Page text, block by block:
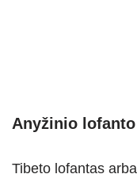
Anyžinio
Tibeto lofantas